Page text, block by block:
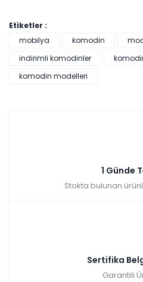
Vivaldi Komodin
Hızlı Teslimat
Etiketler :
mobilya
komodin
indirimli komodinler
komodin modelleri
1 Günde
Stokta bulunan
Sertifika
Garantili